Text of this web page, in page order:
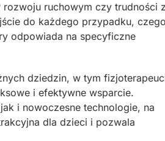
rozwoju ruchowym czy trudności z
do każdego przypadku, czego
odpowiada na specyficzne
dziedzin, w tym
i efektywne wsparcie.
i nowoczesne technologie, na
dla dzieci i pozwala